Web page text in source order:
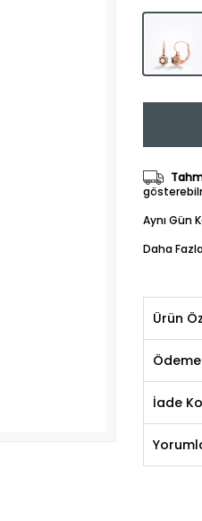
Aynı Gün
Daha
Ürün
İade